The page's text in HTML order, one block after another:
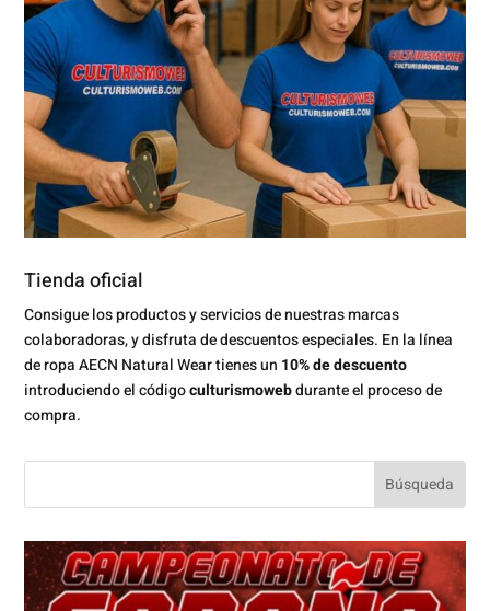
Tienda oficial
Consigue los productos y servicios de nuestras marcas
colaboradoras, y disfruta de descuentos especiales. En la línea
de ropa AECN Natural Wear tienes un 10% de descuento
introduciendo el códigoculturismowebdurante el proceso de
compra.